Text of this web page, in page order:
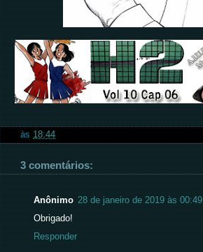
às 18:44
3 comentários:
Anônimo 28 de janeiro de 2019 às 00:49
Obrigado!
Responder